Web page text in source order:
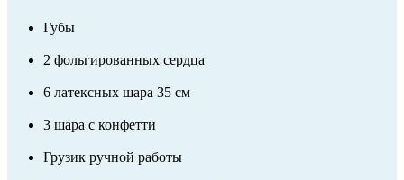
Губы
2 фольгированных сердца
6 латексных шара 35 см
3 шара с конфетти
Грузик ручной работы